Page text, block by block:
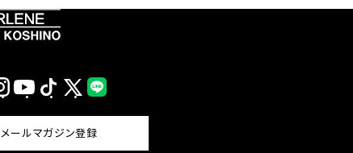
InstagramYouTubeTikTok X
(Twitter)
メールマガジン登録